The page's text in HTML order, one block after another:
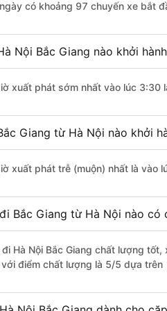
có khoảng 97 chuyến xe bắt
Nội Bắc Giang nào khởi
xuất phát sớm nhất vào lúc 3:30
Giang từ Hà Nội nào khởi
xuất phát trễ (muộn) nhất là vào
Bắc Giang từ Hà Nội nào
Hà Nội Bắc Giang chất lượng
với điểm chất lượng là 5/5 dựa